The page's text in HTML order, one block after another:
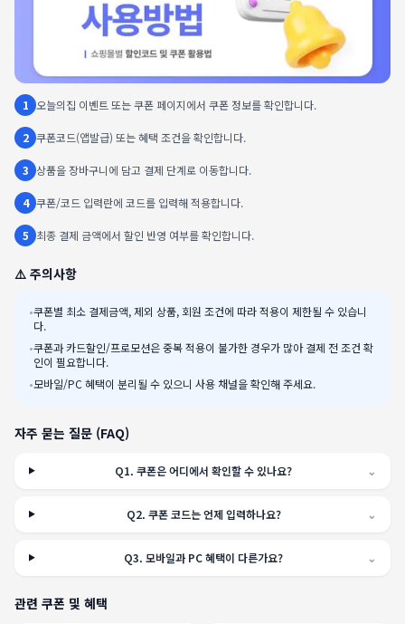
1 오늘의집 이벤트 또는 쿠폰 페이지에서 쿠폰 정보를 확인합니다.
2 쿠폰코드(앱발급) 또는 혜택 조건을 확인합니다.
3 상품을 장바구니에 담고 결제 단계로 이동합니다.
4 쿠폰/코드 입력란에 코드를 입력해 적용합니다.
5 최종 결제 금액에서 할인 반영 여부를 확인합니다.
⚠️ 주의사항
•쿠폰별 최소 결제금액, 제외 상품, 회원 조건에 따라 적용이 제한될 수 있습니
다.
•쿠폰과 카드할인/프로모션은 중복 적용이 불가한 경우가 많아 결제 전 조건 확
인이 필요합니다.
•모바일/PC 혜택이 분리될 수 있으니 사용 채널을 확인해 주세요.
자주 묻는 질문 (FAQ)
Q1.쿠폰은 어디에서 확인할 수 있나요? ⌄
Q2. 쿠폰 코드는 언제 입력하나요? ⌄
Q3.모바일과 PC 혜택이 다른가요? ⌄
관련 쿠폰 및 혜택